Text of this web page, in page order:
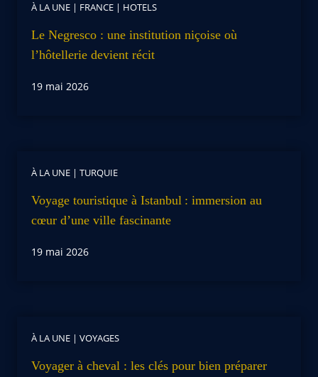
À LA UNE | FRANCE | HOTELS
Le Negresco : une institution niçoise où
l’hôtellerie devient récit
19 mai 2026
À LA UNE | TURQUIE
Voyage touristique à Istanbul : immersion au
cœur d’une ville fascinante
19 mai 2026
À LA UNE | VOYAGES
Voyager à cheval : les clés pour bien préparer